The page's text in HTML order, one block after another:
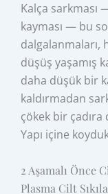
Kalça sarkması
kayması — bu
dalgalanmaları,
düşüş yaşamış
daha düşük bir
kaldırmadan
çökek bir
Yapı içine
2 Aşamalı Önce
Plasma Cilt